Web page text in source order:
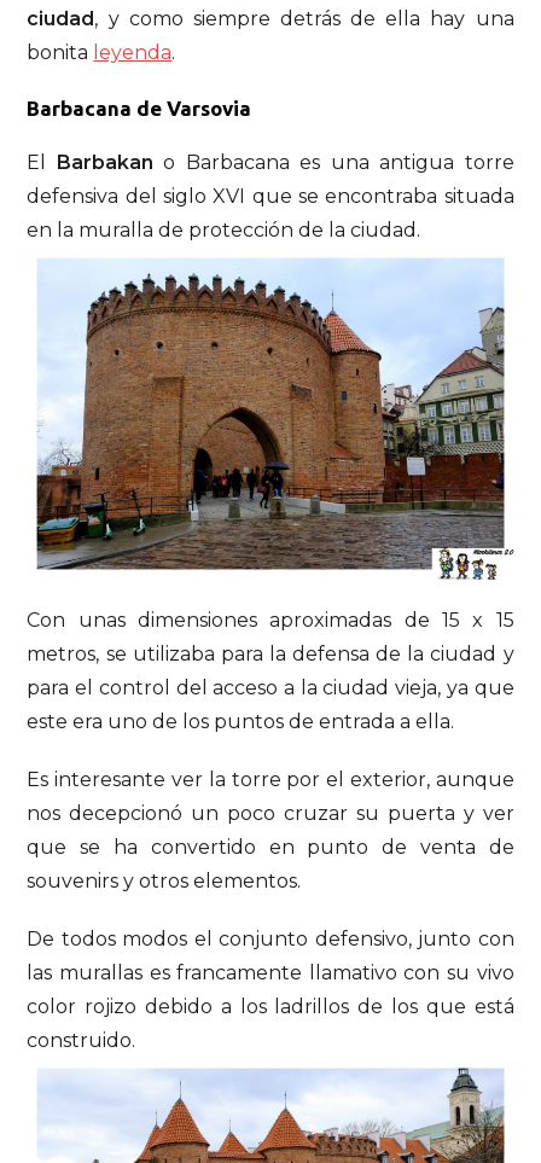
ciudad, y como siempre detrás de ella hay una
bonita leyenda.
Barbacana de Varsovia
El Barbakan o Barbacana es una antigua torre
defensiva del siglo XVI que se encontraba situada
en la muralla de protección de la ciudad.
Con unas dimensiones aproximadas de 15 x 15
metros, se utilizaba para la defensa de la ciudad y
para el control del acceso a la ciudad vieja, ya que
este era uno de los puntos de entrada a ella.
Es interesante ver la torre por el exterior, aunque
nos decepcionó un poco cruzar su puerta y ver
que se ha convertido en punto de venta de
souvenirs y otros elementos.
De todos modos el conjunto defensivo, junto con
las murallas es francamente llamativo con su vivo
color rojizo debido a los ladrillos de los que está
construido.